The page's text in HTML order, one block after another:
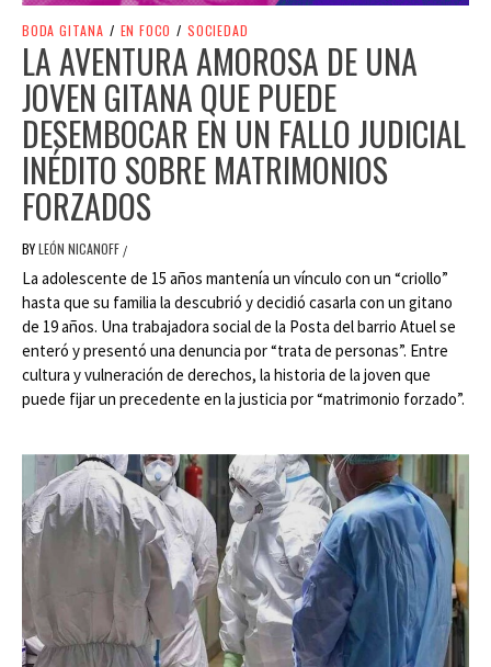
BODA GITANA / EN FOCO / SOCIEDAD
LA AVENTURA AMOROSA DE UNA
JOVEN GITANA QUE PUEDE
DESEMBOCAR EN UN FALLO JUDICIAL
INÉDITO SOBRE MATRIMONIOS
FORZADOS
BYLEÓN NICANOFF /
La adolescente de 15 años mantenía un vínculo con un “criollo”
hasta que su familia la descubrió y decidió casarla con un gitano
de 19 años. Una trabajadora social de la Posta del barrio Atuel se
enteró y presentó una denuncia por “trata de personas”. Entre
cultura y vulneración de derechos, la historia de la joven que
puede fijar un precedente en la justicia por “matrimonio forzado”.